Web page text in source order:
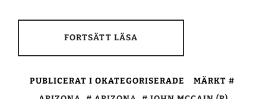
FORTSÄTT LÄSA
PUBLICERAT I OKATEGORISERADE
MÄRKT